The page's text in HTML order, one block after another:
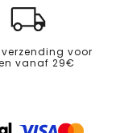
voor
vanaf 29€